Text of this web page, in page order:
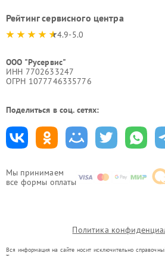
Мы принимаем
все формы оплаты
Рейтинг сервисного центра
4.9-5.0
ООО "Русервис"
ИНН 7702633247
ОГРН 1077746335776
Поделиться в соц. сетях:
Политика
Вся информация на сайте носит исключительно